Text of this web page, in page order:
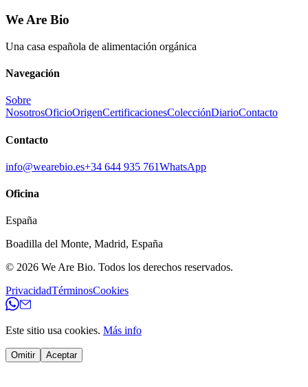
We Are Bio
Una casa española de alimentación orgánica
Navegación
Sobre
NosotrosOficioOrigenCertificacionesColecciónDiarioContacto
Contacto
info@wearebio.es+34 644 935 761WhatsApp
Oficina
España
Boadilla del Monte, Madrid, España
© 2026 We Are Bio. Todos los derechos reservados.
PrivacidadTérminosCookies
Este sitio usa cookies. Más info
Omitir Aceptar